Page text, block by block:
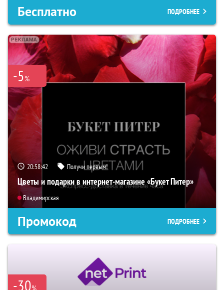
Бесплатно ПОДРОБНЕЕ
-5%
20:58:41 Получи первым!
Цветы и подарки в интернет-магазине «Букет Питер»
Владимирская
Промокод ПОДРОБНЕЕ
-30%